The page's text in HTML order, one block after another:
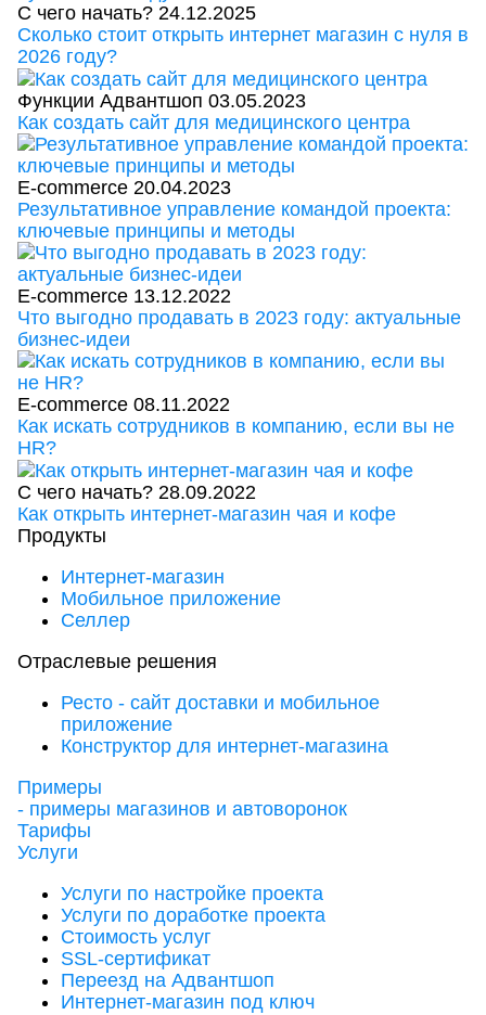
С чего начать? 24.12.2025
Сколько стоит открыть интернет магазин с нуля в
2026 году?
Функции Адвантшоп 03.05.2023
Как создать сайт для медицинского центра
E-commerce 20.04.2023
Результативное управление командой проекта:
ключевые принципы и методы
E-commerce 13.12.2022
Что выгодно продавать в 2023 году: актуальные
бизнес-идеи
E-commerce 08.11.2022
Как искать сотрудников в компанию, если вы не
HR?
С чего начать? 28.09.2022
Как открыть интернет-магазин чая и кофе
Продукты
Интернет-магазин
Мобильное приложение
Селлер
Отраслевые решения
Ресто - сайт доставки и мобильное
приложение
Конструктор для интернет-магазина
Примеры
- примеры магазинов и автоворонок
Тарифы
Услуги
Услуги по настройке проекта
Услуги по доработке проекта
Стоимость услуг
SSL-сертификат
Переезд на Адвантшоп
Интернет-магазин под ключ